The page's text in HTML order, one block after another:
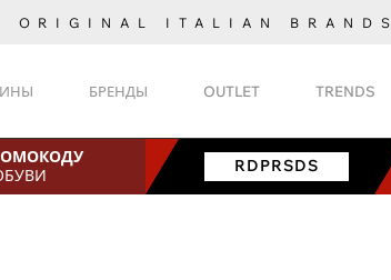
ORIGINAL ITALIAN BRANDS
БРЕНДЫ OUTLET TRENDS
RDPRSDS